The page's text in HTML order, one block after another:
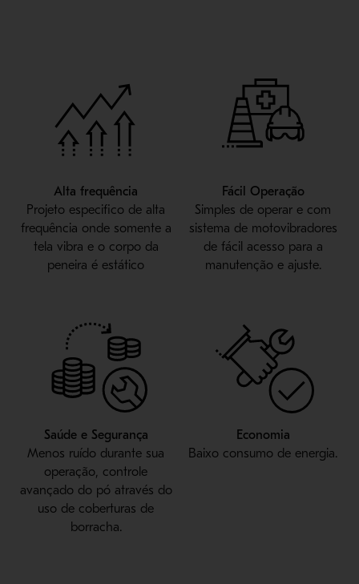
Alta frequência
Projeto especifico de alta
frequência onde somente a
tela vibra e o corpo da
peneira é estático
Fácil Operação
Simples de operar e com
sistema de motovibradores
de fácil acesso para a
manutenção e ajuste.
Saúde e Segurança
Menos ruído durante sua
operação, controle
avançado do pó através do
uso de coberturas de
borracha.
Economia
Baixo consumo de energia.